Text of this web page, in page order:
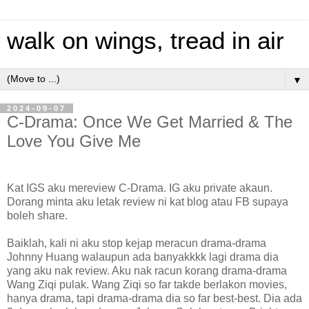
walk on wings, tread in air
▼
2024-09-07
C-Drama: Once We Get Married & The
Love You Give Me
Kat IGS aku mereview C-Drama. IG aku private akaun.
Dorang minta aku letak review ni kat blog atau FB supaya
boleh share.
Baiklah, kali ni aku stop kejap meracun drama-drama
Johnny Huang walaupun ada banyakkkk lagi drama dia
yang aku nak review. Aku nak racun korang drama-drama
Wang Ziqi pulak. Wang Ziqi so far takde berlakon movies,
hanya drama, tapi drama-drama dia so far best-best. Dia ada